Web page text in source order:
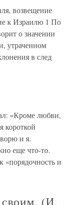
возвещение
к Израилю 1 По
о значении
утраченном
в след
«Кроме любви,
короткой
и я.
еще что-то.
«порядочность и
(И,